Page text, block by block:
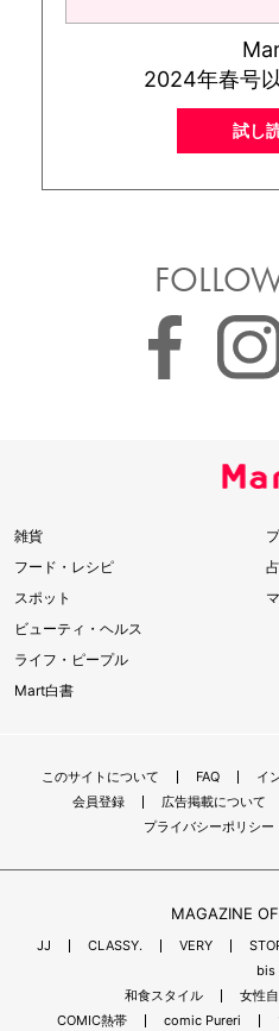
2024年春号
試し
雑貨
フード・レシピ
スポット
ビューティ・ヘルス
ライフ・ピープル
Mart白書
このサイトについて FAQ イ
会員登録
広告掲載について
プライバシーポリシー
MAGAZINE
JJ CLASSY. VERY
bis
和食スタイル
女性
COMIC熱帯
comic Pureri